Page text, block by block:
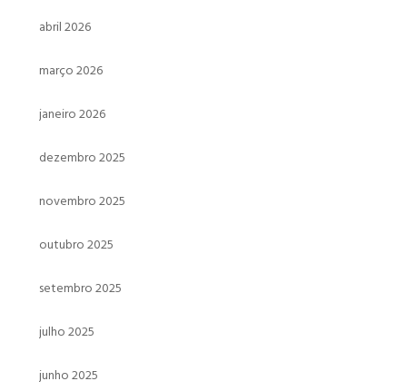
abril 2026
março 2026
janeiro 2026
dezembro 2025
novembro 2025
outubro 2025
setembro 2025
julho 2025
junho 2025